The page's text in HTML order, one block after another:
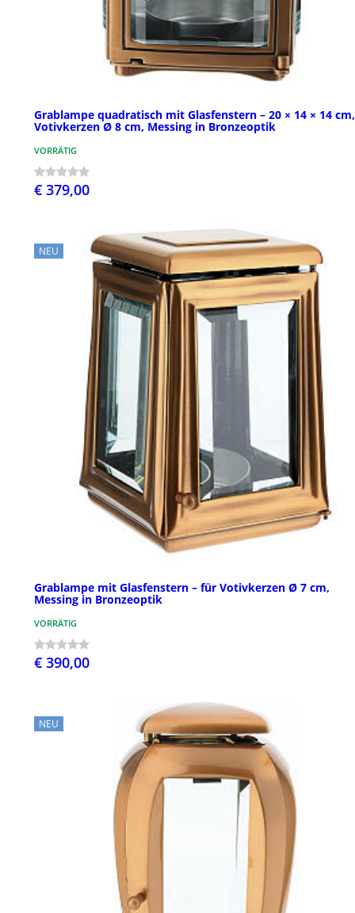
Grablampe quadratisch mit Glasfenstern – 20 × 14 × 14
Votivkerzen Ø 8 cm, Messing in Bronzeoptik
VORRÄTIG
€ 379,00
NEU
Grablampe mit Glasfenstern – für Votivkerzen Ø 7 cm,
Messing in Bronzeoptik
VORRÄTIG
€ 390,00
NEU